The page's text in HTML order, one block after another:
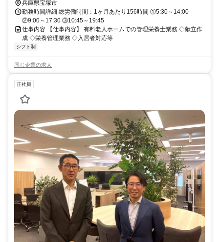
兵庫県宝塚市
勤務時間詳細 総労働時間：1ヶ月あたり156時間 ①5:30～14:00
②9:00～17:30 ③10:45～19:45
仕事内容 【仕事内容】 有料老人ホームでの管理栄養士業務 ◇献立作
成 ◇栄養管理業務 ◇入居者対応等
シフト制
同じ企業の求人
正社員